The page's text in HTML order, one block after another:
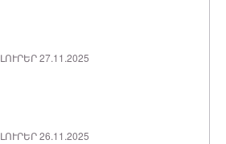
ԼՈՒՐԵՐ 27.11.2025
ԼՈՒՐԵՐ 26.11.2025